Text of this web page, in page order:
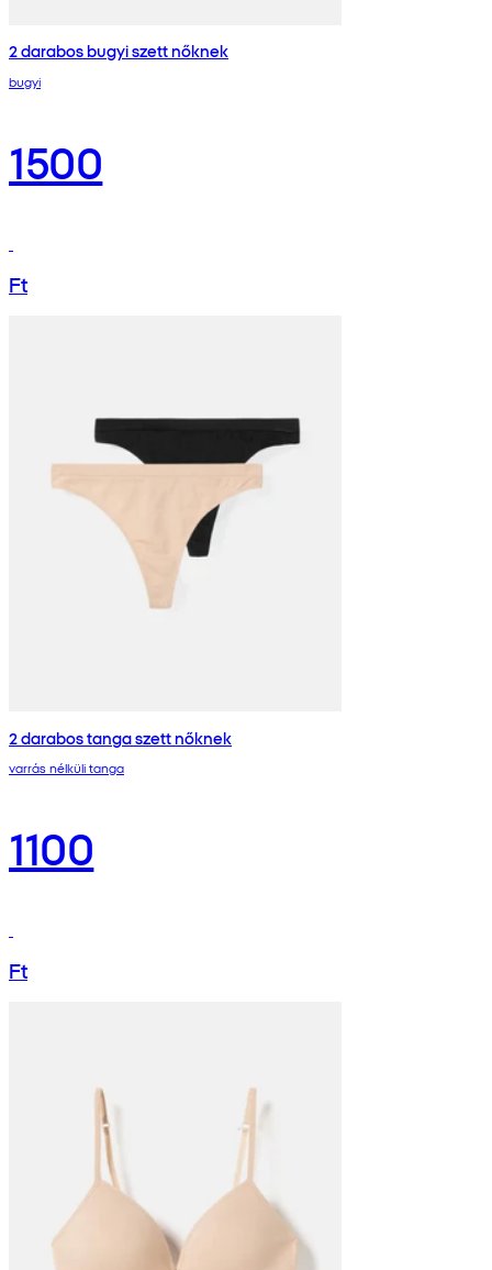
2 darabos bugyi szett nőknek
bugyi
1500
Ft
2 darabos tanga szett nőknek
varrás nélküli tanga
1100
Ft